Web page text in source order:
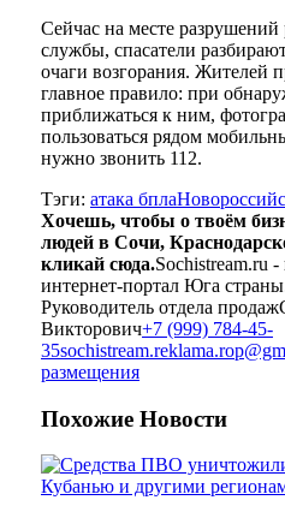
Сейчас на месте
службы, спасатели
очаги возгорания. Жителей
главное правило: при
приближаться к ним,
пользоваться рядом
нужно звонить 112.
Тэги: атака бпла
Хочешь, чтобы о твоём
людей в Сочи,
кликай сюда.Sochistream.ru
интернет-портал Юга
Руководитель отдела продаж
Викторович+7 (999) 784-45-
35
размещения
Похожие Новости